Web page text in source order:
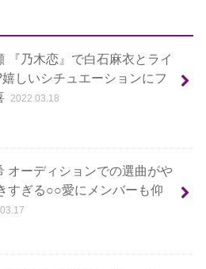
『乃木恋』で白石麻衣とライ
しいシチュエーションにフ
2022.03.18
オーディションでの選曲がや
すぎる○○愛にメンバーも仰